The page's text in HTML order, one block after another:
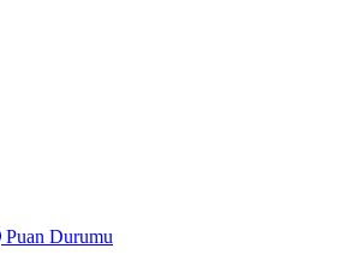
Puan Durumu